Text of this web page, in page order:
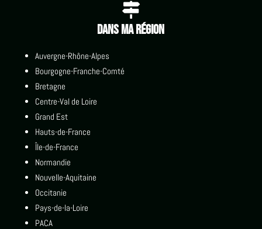

Dans ma région
Auvergne-Rhône-Alpes
Bourgogne-Franche-Comté
Bretagne
Centre-Val de Loire
Grand Est
Hauts-de-France
Île-de-France
Normandie
Nouvelle-Aquitaine
Occitanie
Pays-de-la-Loire
PACA